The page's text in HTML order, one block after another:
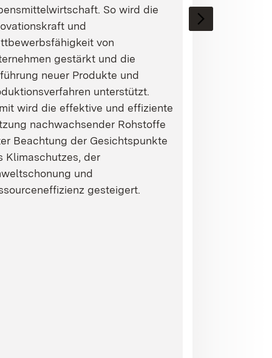
So wird die
und
von
gestärkt und die
neuer Produkte und
unterstützt.
wird die effektive und effiziente
nachwachsender Rohstoffe
Beachtung der Gesichtspunkte
Klimaschutzes, der
und
gesteigert.